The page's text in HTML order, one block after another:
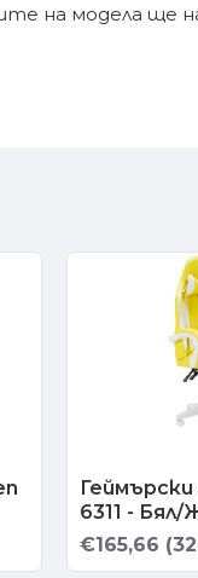
на модела
6311 -
€165,66